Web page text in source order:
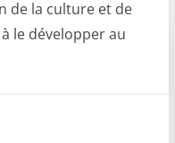
de la culture et de
le développer au